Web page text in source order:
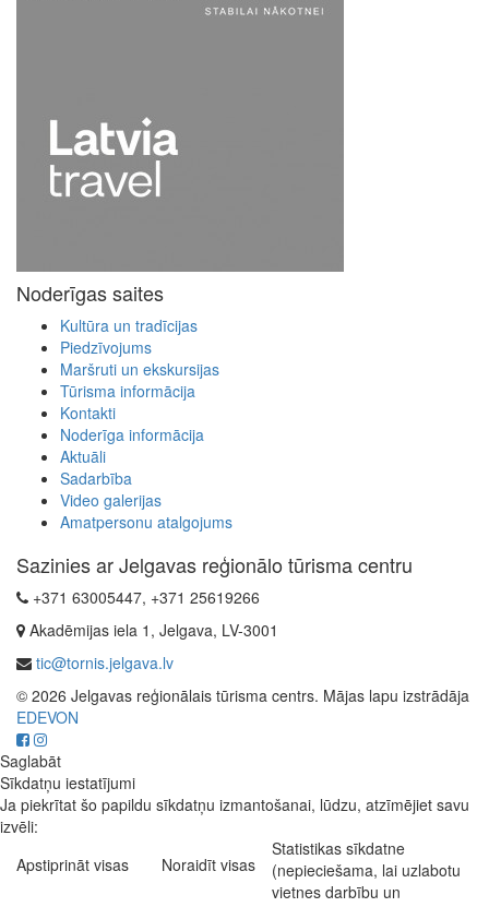
Noderīgas saites
Kultūra un tradīcijas
Piedzīvojums
Maršruti un ekskursijas
Tūrisma informācija
Kontakti
Noderīga informācija
Aktuāli
Sadarbība
Video galerijas
Amatpersonu atalgojums
Sazinies ar Jelgavas reģionālo tūrisma centru
+371 63005447, +371 25619266
Akadēmijas iela 1, Jelgava, LV-3001
tic@tornis.jelgava.lv
© 2026 Jelgavas reģionālais tūrisma centrs. Mājas lapu izstrādāja
EDEVON
Saglabāt
Sīkdatņu iestatījumi
Ja piekrītat šo papildu sīkdatņu izmantošanai, lūdzu, atzīmējiet savu
izvēli:
Apstiprināt visas
Noraidīt visas
Statistikas sīkdatne
(nepieciešama, lai uzlabotu
vietnes darbību un